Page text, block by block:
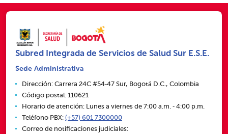
Subred Integrada de Servicios de Salud Sur E.S.E.
Sede Administrativa
Dirección: Carrera 24C #54‑47 Sur, Bogotá D.C., Colombia
Código postal: 110621
Horario de atención: Lunes a viernes de 7:00 a.m. ‑ 4:00 p.m.
Teléfono PBX: (+57) 601 7300000
Correo de notificaciones judiciales: